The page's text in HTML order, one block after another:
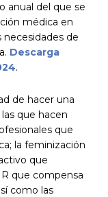
anual del que se
médica en
necesidades de
Descarga
.
de hacer una
que hacen
que
la feminización
que
que compensa
como las